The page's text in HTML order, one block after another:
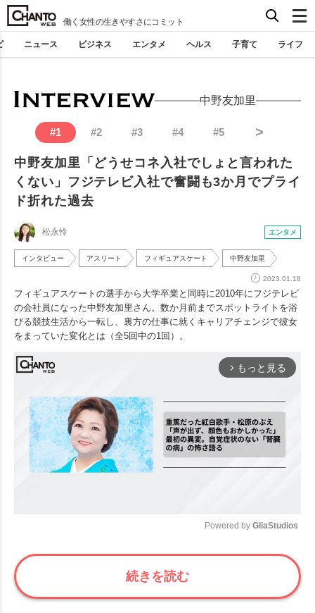
働く女性の生きやすさにコミット
ニュース ビジネス エンタメ ヘルス 子育て ライフ
中野友加里
#1 #2 #3 #4 #5 >
中野友加里「どうせコネ入社でしょと言われた
くない」フジテレビ入社で奮闘も3か月でプライ
ド折れた過去
松永怜 エンタメ
インタビュー アスリート フィギュアスケート 中野友加里
2023.01.18
フィギュアスケートの選手から大学卒業と同時に2010年にフジテレビ
の会社員になった中野友加里さん。数か月前までスポットライトを浴
びる競技生活から一転し、裏方の仕事に就くキャリアチェンジで彼女
をまっていた変化とは（全5回中の1回）。
arrow_forward_ios もっと見る
Mute
Powered by GliaStudios
続きを読む